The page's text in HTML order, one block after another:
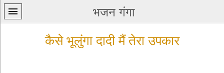
भजन गंगा
कैसे भूलुंगा दादी मैं तेरा उपकार